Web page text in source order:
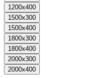
1200х400
1500х300
1500х400
1800х300
1800х400
2000х300
2000х400